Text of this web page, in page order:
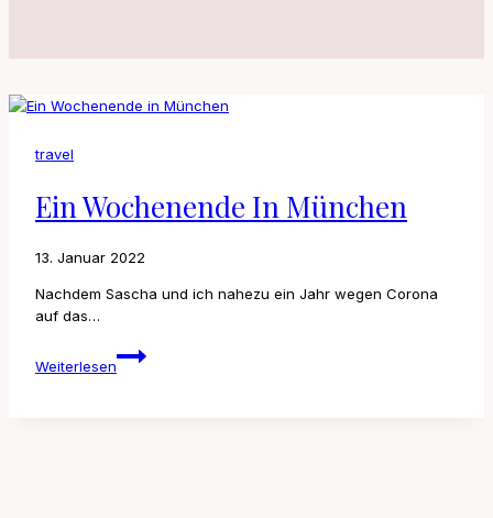
travel
Ein Wochenende In München
13. Januar 2022
Nachdem Sascha und ich nahezu ein Jahr wegen Corona
auf das…
Weiterlesen
Ein
Wochenende